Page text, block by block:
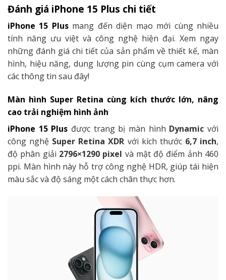
Đánh giá iPhone 15 Plus chi tiết
iPhone 15 Plusmang đến diện mạo mới cùng nhiều
tính năng ưu việt và công nghệ hiện đại. Xem ngay
những đánh giá chi tiết của sản phẩm về thiết kế, màn
hình, hiệu năng, dung lượng pin cùng cụm camera với
các thông tin sau đây!
Màn hình Super Retina cùng kích thước lớn, nâng
cao trải nghiệm hình ảnh
iPhone 15 Plus được trang bị màn hình Dynamic với
công nghệ Super Retina XDR với kích thước 6,7 inch,
độ phân giải 2796×1290 pixel và mật độ điểm ảnh 460
ppi. Màn hình này hỗ trợ công nghệ HDR, giúp tái hiện
màu sắc và độ sáng một cách chân thực hơn.